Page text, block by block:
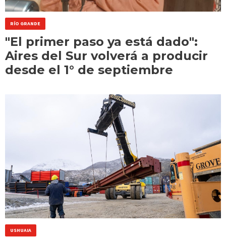
RÍO GRANDE
"El primer paso ya está dado":
Aires del Sur volverá a producir
desde el 1° de septiembre
USHUAIA